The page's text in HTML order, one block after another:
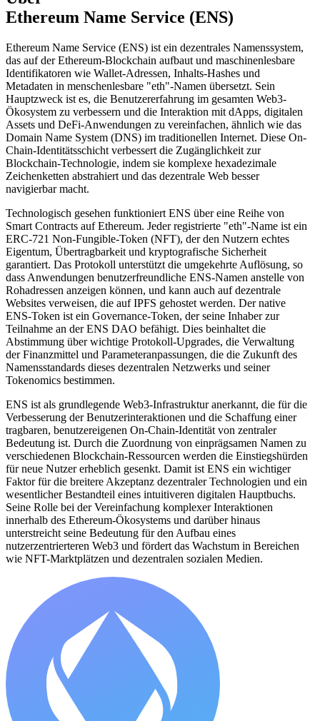
Ethereum Name Service (ENS)
Ethereum Name Service (ENS) ist ein dezentrales Namenssystem,
das auf der Ethereum-Blockchain aufbaut und maschinenlesbare
Identifikatoren wie Wallet-Adressen, Inhalts-Hashes und
Metadaten in menschenlesbare "eth"-Namen übersetzt. Sein
Hauptzweck ist es, die Benutzererfahrung im gesamten Web3-
Ökosystem zu verbessern und die Interaktion mit dApps, digitalen
Assets und DeFi-Anwendungen zu vereinfachen, ähnlich wie das
Domain Name System (DNS) im traditionellen Internet. Diese On-
Chain-Identitätsschicht verbessert die Zugänglichkeit zur
Blockchain-Technologie, indem sie komplexe hexadezimale
Zeichenketten abstrahiert und das dezentrale Web besser
navigierbar macht.
Technologisch gesehen funktioniert ENS über eine Reihe von
Smart Contracts auf Ethereum. Jeder registrierte "eth"-Name ist ein
ERC-721 Non-Fungible-Token (NFT), der den Nutzern echtes
Eigentum, Übertragbarkeit und kryptografische Sicherheit
garantiert. Das Protokoll unterstützt die umgekehrte Auflösung, so
dass Anwendungen benutzerfreundliche ENS-Namen anstelle von
Rohadressen anzeigen können, und kann auch auf dezentrale
Websites verweisen, die auf IPFS gehostet werden. Der native
ENS-Token ist ein Governance-Token, der seine Inhaber zur
Teilnahme an der ENS DAO befähigt. Dies beinhaltet die
Abstimmung über wichtige Protokoll-Upgrades, die Verwaltung
der Finanzmittel und Parameteranpassungen, die die Zukunft des
Namensstandards dieses dezentralen Netzwerks und seiner
Tokenomics bestimmen.
ENS ist als grundlegende Web3-Infrastruktur anerkannt, die für die
Verbesserung der Benutzerinteraktionen und die Schaffung einer
tragbaren, benutzereigenen On-Chain-Identität von zentraler
Bedeutung ist. Durch die Zuordnung von einprägsamen Namen zu
verschiedenen Blockchain-Ressourcen werden die Einstiegshürden
für neue Nutzer erheblich gesenkt. Damit ist ENS ein wichtiger
Faktor für die breitere Akzeptanz dezentraler Technologien und ein
wesentlicher Bestandteil eines intuitiveren digitalen Hauptbuchs.
Seine Rolle bei der Vereinfachung komplexer Interaktionen
innerhalb des Ethereum-Ökosystems und darüber hinaus
unterstreicht seine Bedeutung für den Aufbau eines
nutzerzentrierteren Web3 und fördert das Wachstum in Bereichen
wie NFT-Marktplätzen und dezentralen sozialen Medien.